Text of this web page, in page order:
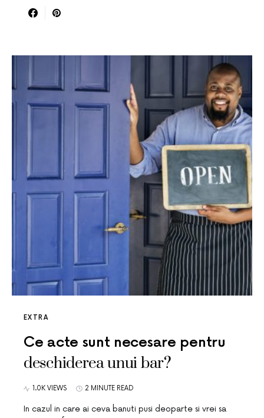
EXTRA
Ce acte sunt necesare pentru
deschiderea unui bar?
1.0K VIEWS 2 MINUTE READ
In cazul in care ai ceva banuti pusi deoparte si vrei sa